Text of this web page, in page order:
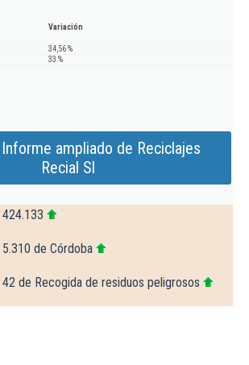
Variación
34,56 %
33 %
ampliado de Reciclajes
Recial Sl
de Córdoba
42 de Recogida de residuos peligrosos